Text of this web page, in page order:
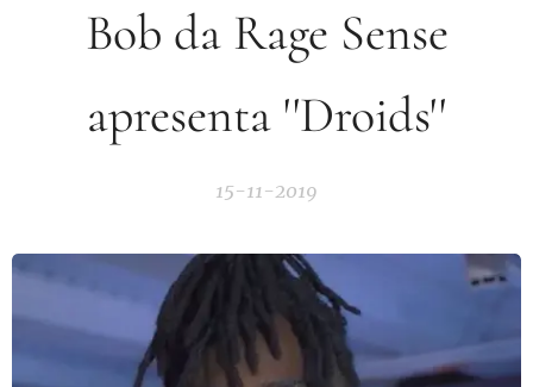
Bob da Rage Sense
apresenta ''Droids''
15-11-2019